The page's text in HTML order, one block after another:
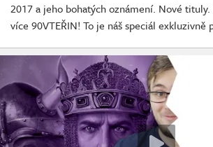
2017 a jeho bohatých oznámení. Nové
více 90VTEŘIN! To je náš speciál exkluzivně